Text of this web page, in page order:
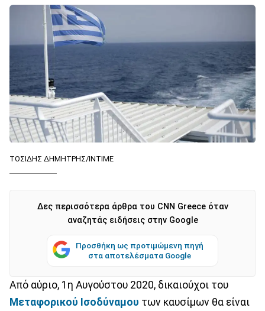
ΤΟΣΙΔΗΣ ΔΗΜΗΤΡΗΣ/ΙΝΤΙΜΕ
Δες περισσότερα άρθρα του CNN Greece όταν
αναζητάς ειδήσεις στην Google
Προσθήκη ως προτιμώμενη πηγή
στα αποτελέσματα Google
Από αύριο, 1η Αυγούστου 2020, δικαιούχοι του
Μεταφορικού Ισοδύναμου των καυσίμων θα είναι